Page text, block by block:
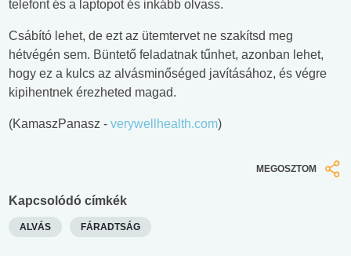
telefont és a laptopot és inkább olvass.
Csábító lehet, de ezt az ütemtervet ne szakítsd meg
hétvégén sem. Büntető feladatnak tűnhet, azonban lehet,
hogy ez a kulcs az alvásminőséged javításához, és végre
kipihentnek érezheted magad.
(KamaszPanasz - verywellhealth.com)
MEGOSZTOM
Kapcsolódó címkék
ALVÁS FÁRADTSÁG